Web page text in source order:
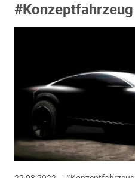
#Konzeptfahrzeug